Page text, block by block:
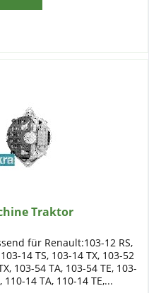
Traktor
für Renault:103-12 RS,
14 TS, 103-14 TX, 103-52
103-54 TA, 103-54 TE, 103-
110-14 TA, 110-14 TE,...